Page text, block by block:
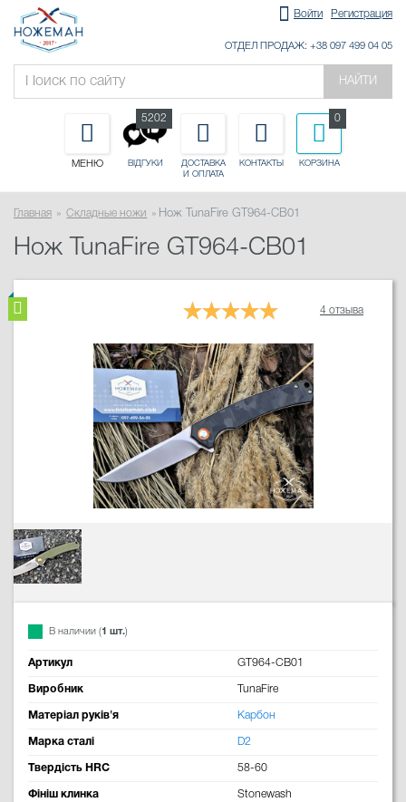
Войти Регистрация
ОТДЕЛ ПРОДАЖ: +38 097 499 04 05
НАЙТИ
МЕНЮ ВІДГУКИ
5202
ДОСТАВКА
И ОПЛАТА
КОНТАКТЫ КОРЗИНА
0
Главная Складные ножи Нож TunaFire GT964-CB01
Нож TunaFire GT964-CB01
4 отзыва
В наличии (1 шт.)
Артикул GT964-CB01
Виробник TunaFire
Матеріал руків'я Карбон
Марка сталі D2
Твердість HRC 58-60
Фініш клинка Stonewash